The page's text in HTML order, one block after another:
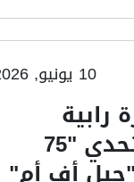
10 يونيو, 2026
رابية
وهشام بن شنونة على نجاح تحدي "75